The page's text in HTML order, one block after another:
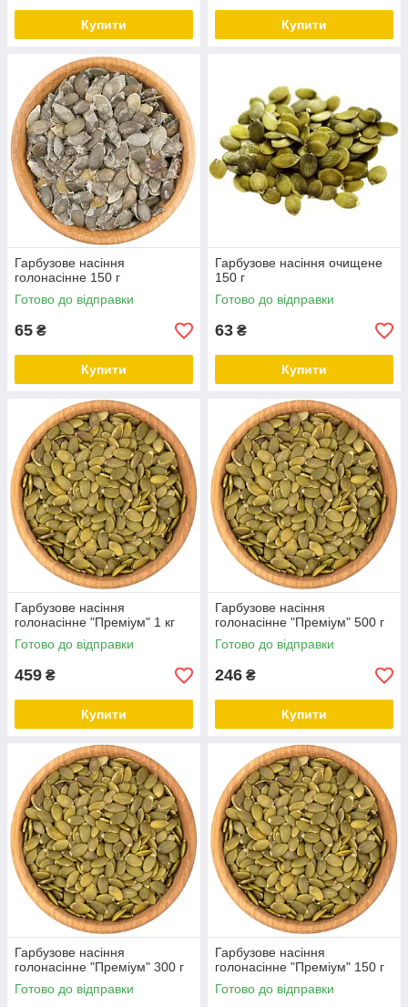
Купити Купити
Гарбузове насіння
голонасінне 150 г
Готово до відправки
65 ₴
Купити
Гарбузове насіння очищене
150 г
Готово до відправки
63 ₴
Купити
Гарбузове насіння
голонасінне "Преміум" 1 кг
Готово до відправки
459 ₴
Купити
Гарбузове насіння
голонасінне "Преміум" 500 г
Готово до відправки
246 ₴
Купити
Гарбузове насіння
голонасінне "Преміум" 300 г
Готово до відправки
Гарбузове насіння
голонасінне "Преміум" 150 г
Готово до відправки